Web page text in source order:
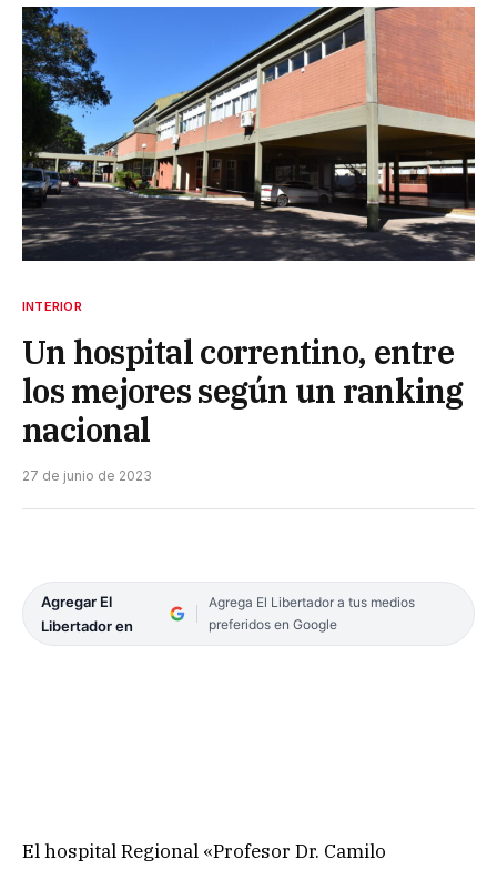
INTERIOR
Un hospital correntino, entre
los mejores según un ranking
nacional
27 de junio de 2023
Agregar El
Libertador en
Agrega El Libertador a tus medios
preferidos en Google
El hospital Regional «Profesor Dr. Camilo